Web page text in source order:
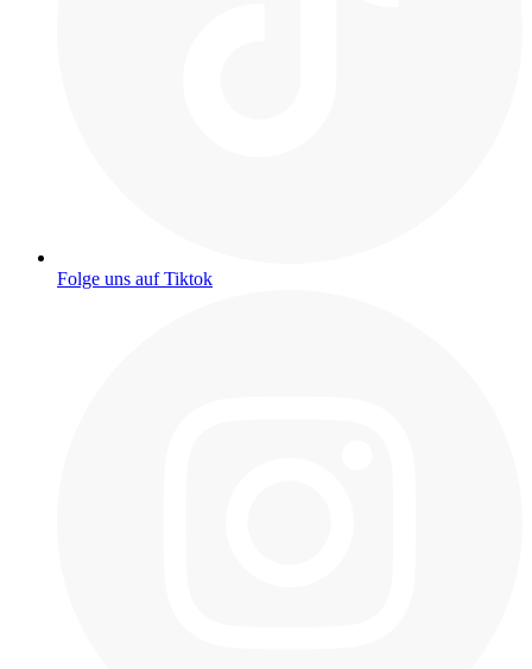
Folge uns auf Tiktok